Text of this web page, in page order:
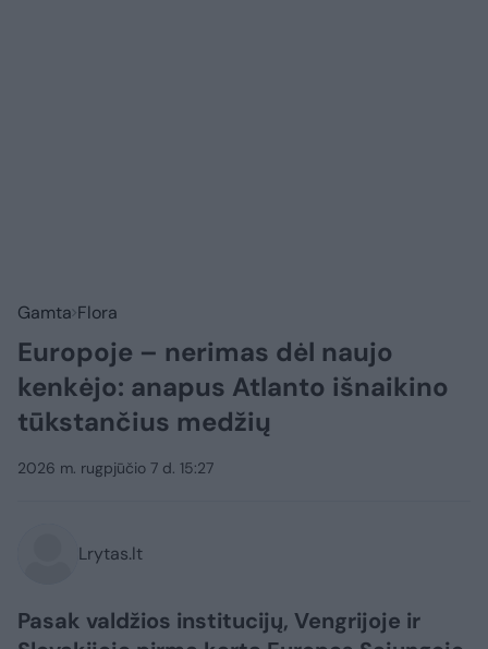
Gamta Flora
Europoje – nerimas dėl naujo
kenkėjo: anapus Atlanto išnaikino
tūkstančius medžių
2026 m. rugpjūčio 7 d. 15:27
Lrytas.lt
Pasak valdžios institucijų, Vengrijoje ir